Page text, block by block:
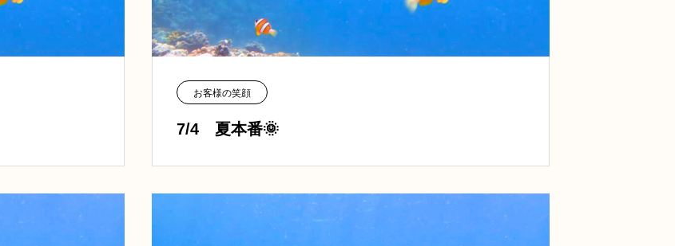
お客様の笑顔
7/4 夏本番🌞